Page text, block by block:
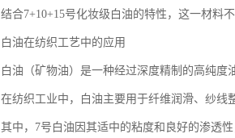
结合7+10+15号化妆级白油的特性，这一材料
白油在纺织工艺中的应用
白油（矿物油）是一种经过深度精制的高纯度
在纺织工业中，白油主要用于纤维润滑、纱线
其中，7号白油因其适中的粘度和良好的渗透